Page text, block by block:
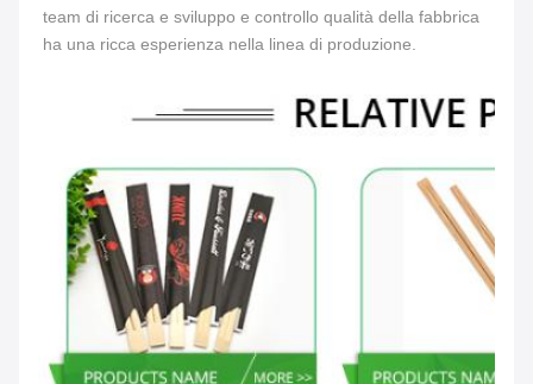
team di ricerca e sviluppo e controllo qualità della fabbrica
ha una ricca esperienza nella linea di produzione.